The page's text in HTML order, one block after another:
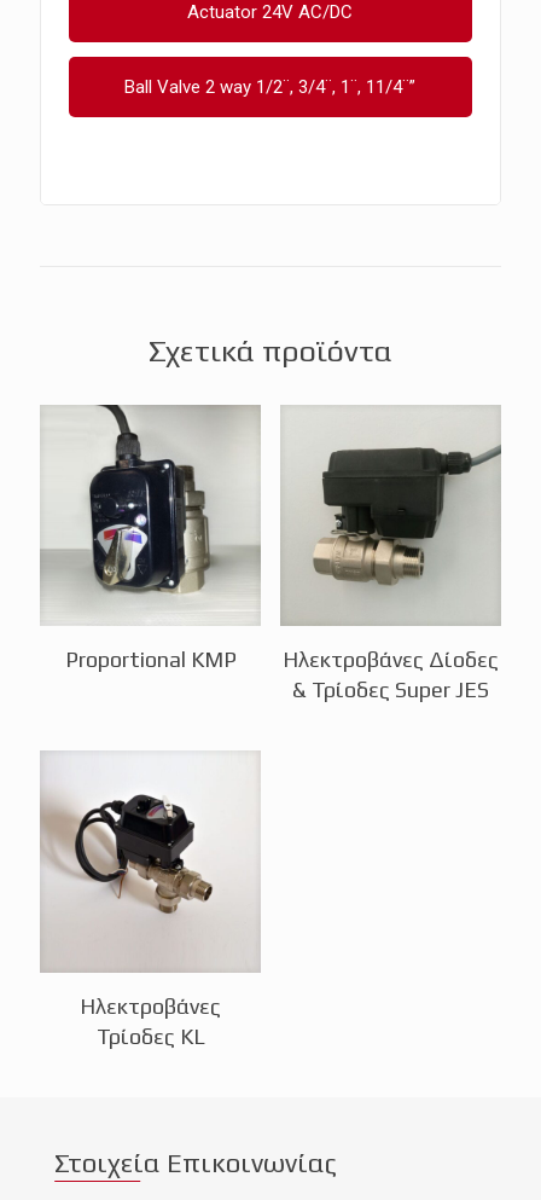
Actuator 24V AC/DC
Ball Valve 2 way 1/2¨, 3/4¨, 1¨, 11/4¨”
Σχετικά προϊόντα
Proportional KMP
Ηλεκτροβάνες Δίοδες
& Τρίοδες Super JES
Ηλεκτροβάνες
Τρίοδες KL
Στοιχεία Επικοινωνίας